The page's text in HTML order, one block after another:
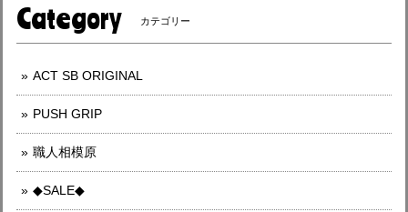
Category カテゴリー
ACT SB ORIGINAL
PUSH GRIP
職人相模原
◆SALE◆